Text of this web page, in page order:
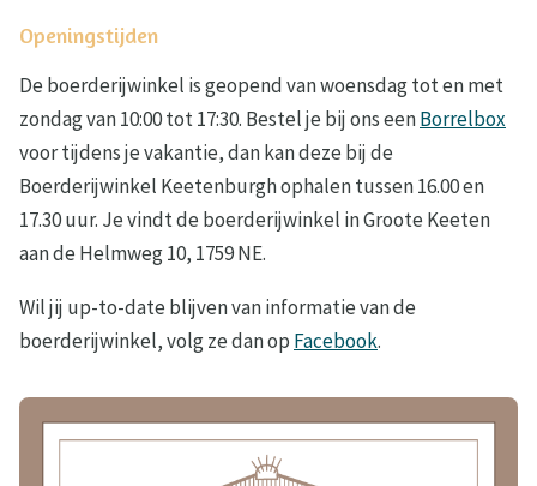
Openingstijden
De boerderijwinkel is geopend van woensdag tot en met
zondag van 10:00 tot 17:30. Bestel je bij ons eenBorrelbox
voor tijdens je vakantie, dan kan deze bij de
Boerderijwinkel Keetenburgh ophalen tussen 16.00 en
17.30 uur. Je vindt de boerderijwinkel in Groote Keeten
aan de Helmweg 10, 1759 NE.
Wil jij up-to-date blijven van informatie van de
boerderijwinkel, volg ze dan op Facebook.